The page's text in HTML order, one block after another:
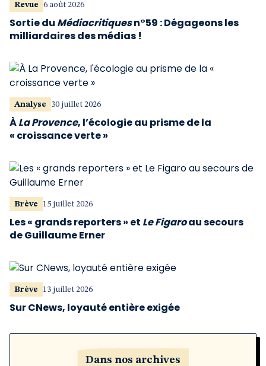
Revue 6 août 2026
Sortie du Médiacritiquesn°59 : Dégageons les
milliardaires des médias !
Analyse 30 juillet 2026
ÀLa Provence, l’écologie au prisme de la
« croissance verte »
Brève 15 juillet 2026
Les « grands reporters » et Le Figaroau secours
de Guillaume Erner
Brève 13 juillet 2026
Sur CNews, loyauté entière exigée
Dans nos archives